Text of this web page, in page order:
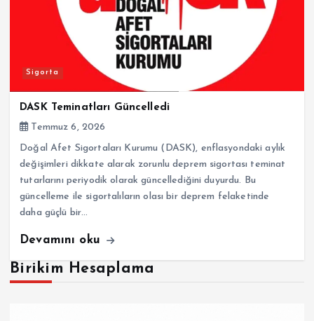
Sigorta
DASK Teminatları Güncelledi
Temmuz 6, 2026
Doğal Afet Sigortaları Kurumu (DASK), enflasyondaki aylık
değişimleri dikkate alarak zorunlu deprem sigortası teminat
tutarlarını periyodik olarak güncellediğini duyurdu. Bu
güncelleme ile sigortalıların olası bir deprem felaketinde
daha güçlü bir…
Devamını oku
Birikim Hesaplama